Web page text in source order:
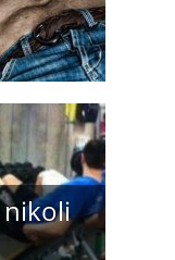
nikoli